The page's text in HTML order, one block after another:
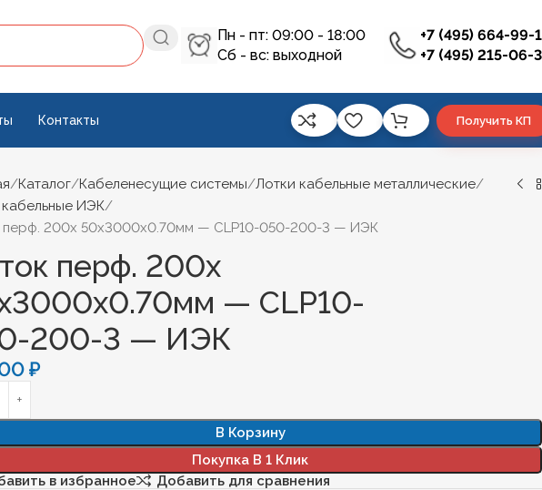
Пн - пт: 09:00 - 18:00
Сб - вс: выходной
+7 (495) 664-99-
+7 (495) 215-06-
Контакты Получить КП
Каталог Кабеленесущие системы Лотки кабельные металлические
ИЭК
перф. 200х 50х3000х0.70мм — CLP10-050-200-3 — ИЭК
перф. 200х
— CLP10-
200-3 — ИЭК
₽
В Корзину
Покупка В 1 Клик
в избранное
Добавить для сравнения